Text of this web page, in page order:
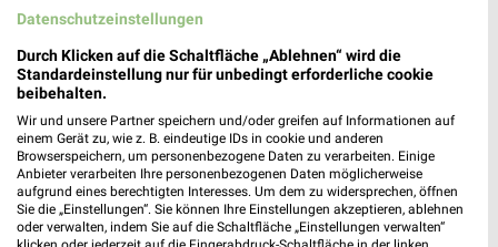
459,62 km • Angebote: 2 Prospekte
REWE Bad Ems
Römerstr. 80-81
56130 Bad Ems
Heute 07:00 - 21:00 Uhr | Öffnet in 23 Min.
Datenschutzeinstellungen
Durch Klicken auf die Schaltfläche „Ablehnen“ wird die
Standardeinstellung nur für unbedingt erforderliche cookie
beibehalten.
Wir und unsere Partner speichern und/oder greifen auf Informationen auf
einem Gerät zu, wie z. B. eindeutige IDs in cookie und anderen
Browserspeichern, um personenbezogene Daten zu verarbeiten. Einige
Anbieter verarbeiten Ihre personenbezogenen Daten möglicherweise
aufgrund eines berechtigten Interesses. Um dem zu widersprechen, öffnen
Sie die „Einstellungen“. Sie können Ihre Einstellungen akzeptieren, ablehnen
oder verwalten, indem Sie auf die Schaltfläche „Einstellungen verwalten“